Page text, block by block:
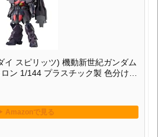
イ スピリッツ) 機動新世紀ガンダム
ン 1/144 プラスチック製 色分け済